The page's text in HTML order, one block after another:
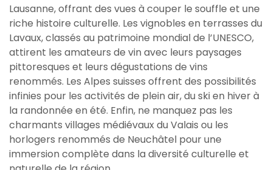
Lausanne, offrant des vues à couper le souffle et une
riche histoire culturelle. Les vignobles en terrasses du
Lavaux, classés au patrimoine mondial de l’UNESCO,
attirent les amateurs de vin avec leurs paysages
pittoresques et leurs dégustations de vins
renommés. Les Alpes suisses offrent des possibilités
infinies pour les activités de plein air, du ski en hiver à
la randonnée en été. Enfin, ne manquez pas les
charmants villages médiévaux du Valais ou les
horlogers renommés de Neuchâtel pour une
immersion complète dans la diversité culturelle et